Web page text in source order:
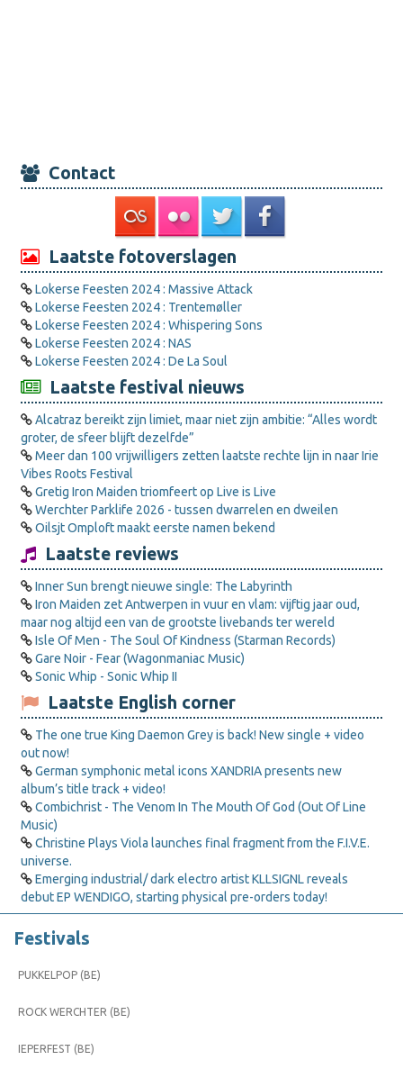
Contact
Laatste fotoverslagen
Lokerse Feesten 2024 : Massive Attack
Lokerse Feesten 2024 : Trentemøller
Lokerse Feesten 2024 : Whispering Sons
Lokerse Feesten 2024 : NAS
Lokerse Feesten 2024 : De La Soul
Laatste festival nieuws
Alcatraz bereikt zijn limiet, maar niet zijn ambitie: “Alles wordt
groter, de sfeer blijft dezelfde”
Meer dan 100 vrijwilligers zetten laatste rechte lijn in naar Irie
Vibes Roots Festival
Gretig Iron Maiden triomfeert op Live is Live
Werchter Parklife 2026 - tussen dwarrelen en dweilen
Oilsjt Omploft maakt eerste namen bekend
Laatste reviews
Inner Sun brengt nieuwe single: The Labyrinth
Iron Maiden zet Antwerpen in vuur en vlam: vijftig jaar oud,
maar nog altijd een van de grootste livebands ter wereld
Isle Of Men - The Soul Of Kindness (Starman Records)
Gare Noir - Fear (Wagonmaniac Music)
Sonic Whip - Sonic Whip II
Laatste English corner
The one true King Daemon Grey is back! New single + video
out now!
German symphonic metal icons XANDRIA presents new
album’s title track + video!
Combichrist - The Venom In The Mouth Of God (Out Of Line
Music)
Christine Plays Viola launches final fragment from the F.I.V.E.
universe.
Emerging industrial/ dark electro artist KLLSIGNL reveals
debut EP WENDIGO, starting physical pre-orders today!
Festivals
PUKKELPOP (BE)
ROCK WERCHTER (BE)
IEPERFEST (BE)